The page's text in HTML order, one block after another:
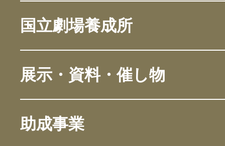
国立劇場養成所
展示・資料・催し物
助成事業